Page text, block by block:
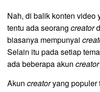
Nah, di balik konten video
tentu ada seorang creator
biasanya mempunyai
Selain itu pada setiap
ada beberapa akun creator
Akun creatoryang populer